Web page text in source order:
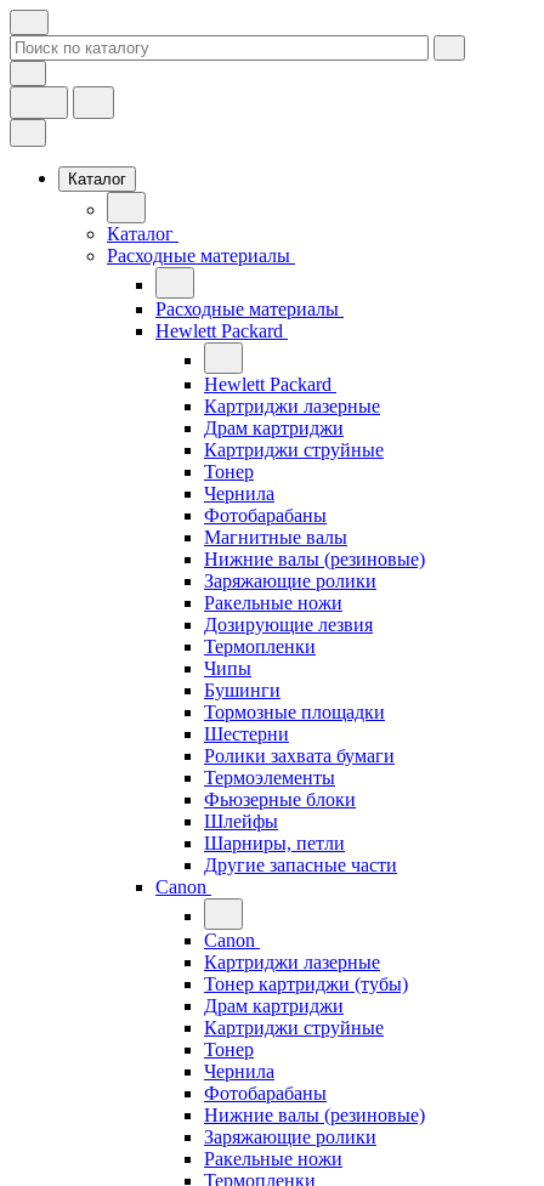
Каталог
Каталог
Расходные материалы
Расходные материалы
Hewlett Packard
Hewlett Packard
Картриджи лазерные
Драм картриджи
Картриджи струйные
Тонер
Чернила
Фотобарабаны
Магнитные валы
Нижние валы (резиновые)
Заряжающие ролики
Ракельные ножи
Дозирующие лезвия
Термопленки
Чипы
Бушинги
Тормозные площадки
Шестерни
Ролики захвата бумаги
Термоэлементы
Фьюзерные блоки
Шлейфы
Шарниры, петли
Другие запасные части
Canon
Canon
Картриджи лазерные
Тонер картриджи (тубы)
Драм картриджи
Картриджи струйные
Тонер
Чернила
Фотобарабаны
Нижние валы (резиновые)
Заряжающие ролики
Ракельные ножи
Термопленки